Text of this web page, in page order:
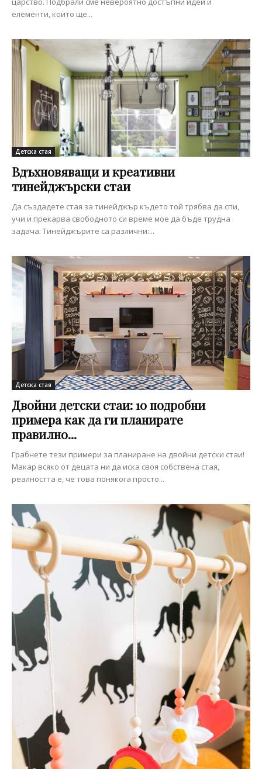
елементи, които ще...
Детска стая
Вдъхновяващи и креативни
тинейджърски стаи
Да създадете стая за тинейджър където той трябва да спи,
учи и прекарва свободното си време мое да бъде трудна
задача. Тинейджърите са различни:...
Детска стая
Двойни детски стаи: 10 подробни
примера как да ги планирате
правилно...
Грабнете тези примери за планиране на двойни детски стаи!
Макар всяко от децата ни да иска своя собствена стая,
реалността е, че това понякога просто...